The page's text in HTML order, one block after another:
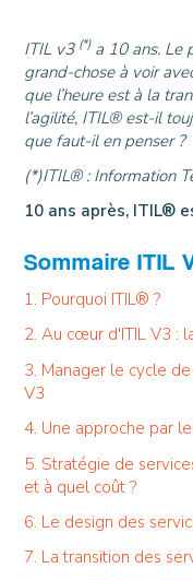
ITIL v3 (*)a 10 ans. Le
grand-chose à voir
que l’heure est à la
l’agilité, ITIL® est-il
que faut-il en penser ?
(*)ITIL® : Information
10 ans après, ITIL®
Sommaire ITIL
1. Pourquoi ITIL® ?
2. Au cœur d'ITIL V3 :
3. Manager le cycle
V3
4. Une approche par
5. Stratégie de
et à quel coût ?
6. Le design des
7. La transition des